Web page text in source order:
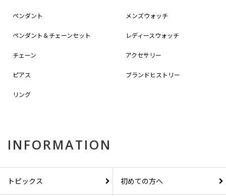
ペンダント
ペンダント＆チェーンセット
チェーン
ピアス
リング
メンズウォッチ
レディースウォッチ
アクセサリー
ブランドヒストリー
INFORMATION
トピックス 初めての方へ